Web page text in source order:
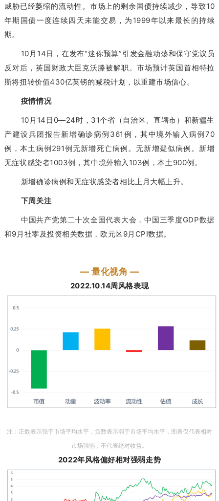
威胁已经萎缩的流动性。市场上的剩余国债持续减少，导致10
年期国债一度连续四天未能交易，为1999年以来最长的持续
期。
10月14日，在发布“迷你预算”引发金融动荡和保守党议员
反对后，英国财政大臣克沃滕被解职。市场预计英国首相特拉
斯将扭转价值430亿英镑的减税计划，以重建市场信心。
疫情情况
10月14日0—24时，31个省（自治区、直辖市）和新疆生
产建设兵团报告新增确诊病例361例，其中境外输入病例70
例，本土病例291例无新增死亡病例。无新增疑似病例。新增
无症状感染者1003例，其中境外输入103例，本土900例。
新增确诊病例和无症状感染者相比上月大幅上升。
下周关注
中国共产党第二十次全国代表大会，中国三季度GDP数据
和9月社零及投资相关数据，欧元区9月CPI数据。
— 量化视角 —
2022.10.14周风格表现
注：正数表示强于市场平均水平，负数表示弱于市场平均水平，图表仅代表相对
市场强弱，不代表绝对收益。
2022年风格偏好相对强弱走势